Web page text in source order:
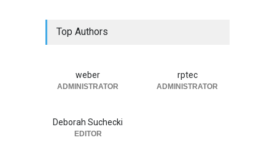
Blog
Top Authors
weber
ADMINISTRATOR
rptec
ADMINISTRATOR
Deborah Suchecki
EDITOR